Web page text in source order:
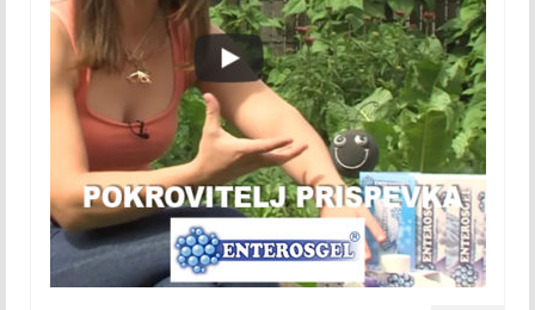
September 2018
Oktober 2018
November 2018
December 2018
2019
Januar 2019